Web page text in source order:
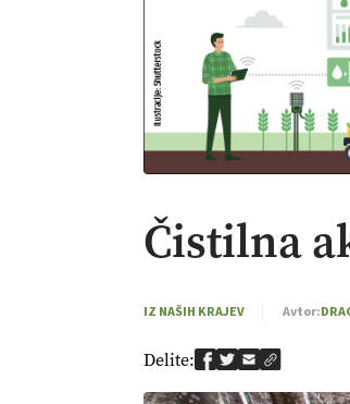
Čistilna
IZ NAŠIH KRAJEV Avtor:
Delite: